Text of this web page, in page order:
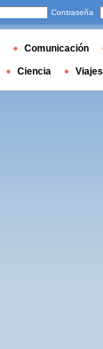
Contraseña
Comunicación
Ciencia Viajes